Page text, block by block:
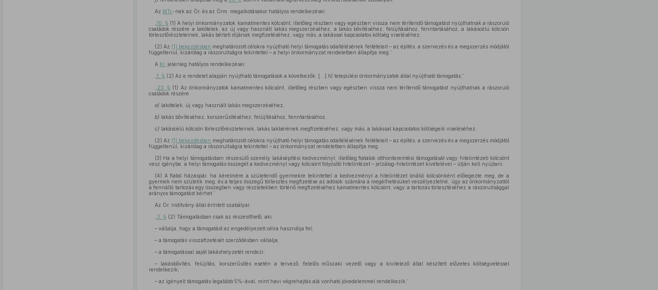
Az MTr.-nek az Ör. és az Örm. megalkotásakor hatályos rendelkezései:
10. § (1) A helyi önkormányzatok kamatmentes kölcsönt, illetőleg részben vagy egészben vissza nem térítendő támogatást nyújthatnak a rászoruló
családok részére a lakótelek, az új vagy használt lakás megszerzéséhez, a lakás bővítéséhez, felújításához, fenntartásához, a lakáscélú kölcsön
törlesztőrészleteinek, lakás bérleti díjának megfizetéséhez, vagy más, a lakással kapcsolatos költség viseléséhez.
(2) Az (1) bekezdésben meghatározott célokra nyújtható helyi támogatás odaítélésének feltételeit – az építés, a szervezés és a megszerzés módjától
függetlenül, kizárólag a rászorultságra tekintettel – a helyi önkormányzat rendeletben állapítja meg.”
A Kr. jelenleg hatályos rendelkezései:
1. § (2) Az e rendelet alapján nyújtható támogatások a következők: [...] h) települési önkormányzatok által nyújtható támogatás,”
23. § (1) Az önkormányzatok kamatmentes kölcsönt, illetőleg részben vagy egészben vissza nem térítendő támogatást nyújthatnak a rászoruló
családok részére
a) lakótelek, új vagy használt lakás megszerzéséhez,
b) lakás bővítéséhez, korszerűsítéséhez, felújításához, fenntartásához,
c) lakáscélú kölcsön törlesztőrészleteinek, lakás lakbérének megfizetéséhez, vagy más, a lakással kapcsolatos költségeik viseléséhez.
(2) Az (1) bekezdésben meghatározott célokra nyújtható helyi támogatás odaítélésének feltételeit – az építés, a szervezés és a megszerzés módjától
függetlenül, kizárólag a rászorultságra tekintettel – az önkormányzat rendeletben állapítja meg.
(3) Ha a helyi támogatásban részesülő személy lakásépítési kedvezményt, illetőleg fiatalok otthonteremtési támogatását vagy hitelintézeti kölcsönt
vesz igénybe, a helyi támogatás összegét a kedvezményt vagy kölcsönt folyósító hitelintézet – jelzálog-hitelintézet kivételével – útján kell nyújtani.
(4) A fiatal házaspár, ha kérelmére a születendő gyermekre tekintettel a kedvezményt a hitelintézet önálló kölcsönként előlegezte meg, de a
gyermek nem születik meg, és a teljes összegű törlesztés megfizetése az adósok számára a megélhetésüket veszélyeztetné, úgy az önkormányzattól
a fennálló tartozás egy összegben vagy részletekben történő megfizetéséhez kamatmentes kölcsönt, vagy a tartozás törlesztéséhez a rászorultsággal
arányos támogatást kérhet.”
Az Ör. indítvány által érintett szabályai:
3. § (2) Támogatásban csak az részesíthető, aki
– vállalja, hogy a támogatást az engedélyezett célra használja fel;
– a támogatás visszafizetését szerződésben vállalja;
– a támogatással saját lakáshelyzetét rendezi;
– lakásbővítés, felújítás, korszerűsítés esetén a tervező, felelős műszaki vezető vagy a kivitelező által készített előzetes költségvetéssel
rendelkezik;
– az igényelt támogatás legalább 5%-ával, mint havi végrehajtás alá vonható jövedelemmel rendelkezik.”